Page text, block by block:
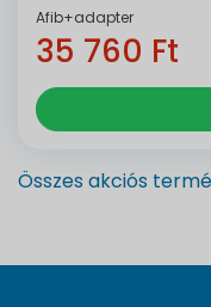
Afib+adapter
35 760 Ft
Összes akciós